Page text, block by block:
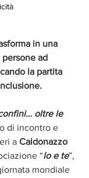
in una
ad
la partita
oltre le
di incontro e
a Caldonazzo
“Io e te”,
mondiale